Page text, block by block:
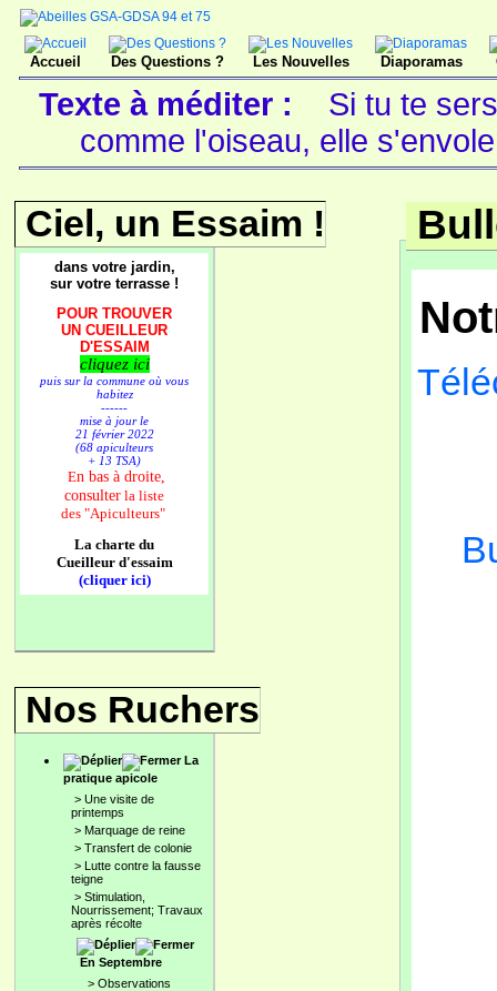
Accueil Des Questions ? Les Nouvelles Diaporamas
Texte à méditer :
Si tu te
comme l'oiseau, elle
Ciel, un Essaim !
dans votre jardin,
sur votre terrasse !
POUR TROUVER
UN CUEILLEUR
D'ESSAIM
cliquez ici
puis sur la commune où vous
habitez
------
mise à jour le
21 février 2022
(68 apiculteurs
+ 13 TSA)
En bas à droite,
consulter la liste
des "Apiculteurs"
La charte du
Cueilleur d'essaim
(cliquer ici)
Nos Ruchers
La
pratique apicole
> Une visite de
printemps
> Marquage de reine
> Transfert de colonie
> Lutte contre la fausse
teigne
> Stimulation,
Nourrissement; Travaux
après récolte
En Septembre
> Observations